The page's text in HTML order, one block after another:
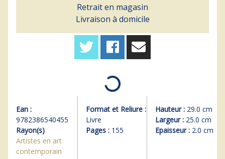
Retrait en magasin
Livraison à domicile
Ean :
9782386540455
Rayon(s)
Artistes en art
contemporain
Format et Reliure :
Livre
Pages :155
Hauteur : 29.0 cm
Largeur : 25.0 cm
Epaisseur : 2.0 cm